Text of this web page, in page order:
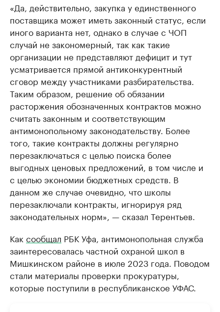
«Да, действительно, закупка у единственного
поставщика может иметь законный статус, если
иного варианта нет, однако в случае с ЧОП
случай не закономерный, так как такие
организации не представляют дефицит и тут
усматривается прямой антиконкурентный
сговор между участниками разбирательства.
Таким образом, решение об обязании
расторжения обозначенных контрактов можно
считать законным и соответствующим
антимонопольному законодательству. Более
того, такие контракты должны регулярно
перезаключаться с целью поиска более
выгодных ценовых предложений, в том числе и
с целью экономии бюджетных средств. В
данном же случае очевидно, что школы
перезаключали контракты, игнорируя ряд
законодательных норм», — сказал Терентьев.
Как сообщал РБК Уфа, антимонопольная служба
заинтересовалась частной охраной школ в
Мишкинском районе в июле 2023 года. Поводом
стали материалы проверки прокуратуры,
которые поступили в республиканское УФАС.